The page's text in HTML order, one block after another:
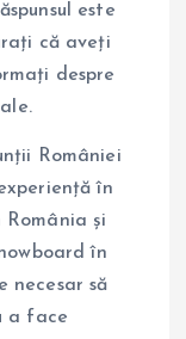
este
că aveți
despre
României
în
și
în
necesar să
a face